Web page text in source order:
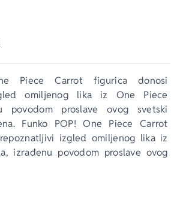
Piece Carrot figurica donosi
omiljenog lika iz One Piece
povodom proslave ovog svetski
Funko POP! One Piece Carrot
izgled omiljenog lika iz
izrađenu povodom proslave ovog
i ljubitelje anime i manga